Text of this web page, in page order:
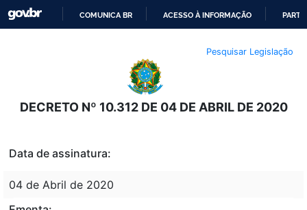
O
CONTEÚDO
COMUNICA BR ACESSO À INFORMAÇÃO
Pesquisar Legislação
DECRETO Nº 10.312 DE 04 DE ABRIL DE 2020
Data de assinatura:
04 de Abril de 2020